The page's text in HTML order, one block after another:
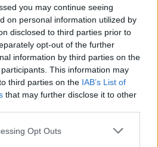
you may continue seeing
on personal information utilized by
disclosed to third parties prior to
opt-out of the further
information by third parties on the
participants. This information may
third parties on the IAB’s List of
that may further disclose it to other
Opt Outs
Χρηματιστήριο:
Σταθεροποιητικά κινείται η
αγορά (+0,15%) στην
έναρξη συναλλαγών
13/06/2024 - 11:07